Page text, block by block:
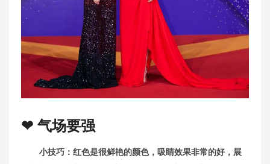
❤ 气场要强
小技巧：红色是很鲜艳的颜色，吸睛效果非常的好，展